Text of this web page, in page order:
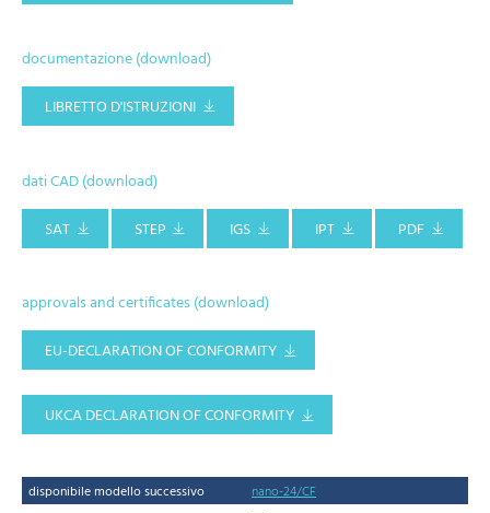
documentazione (download)
LIBRETTO D'ISTRUZIONI
dati CAD (download)
SAT
STEP IGS IPT PDF
approvals and certificates (download)
EU-DECLARATION OF CONFORMITY
UKCA DECLARATION OF CONFORMITY
disponibile modello successivo
nano-24/CF